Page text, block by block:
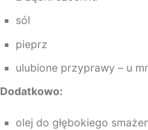
sól
pieprz
ulubione przyprawy – u
Dodatkowo:
olej do głębokiego